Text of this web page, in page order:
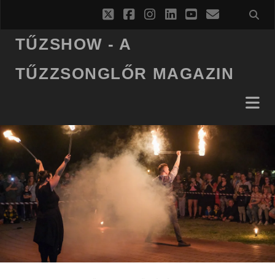
twitterfacebook
instagram
linkedin
youtube
email
TŰZSHOW - A
TŰZZSONGLŐR MAGAZIN